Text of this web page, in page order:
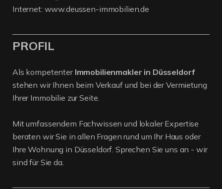
Internet: www.deussen-immobilien.de
PROFIL
Als kompetenter Immobilienmakler in Düsseldorf
stehen wir Ihnen beim Verkauf und bei der Vermietung
Ihrer Immobilie zur Seite.
Mit umfassendem Fachwissen und lokaler Expertise
beraten wir Sie in allen Fragen rund um Ihr Haus oder
Ihre Wohnung in Düsseldorf. Sprechen Sie uns an - wir
sind für Sie da.